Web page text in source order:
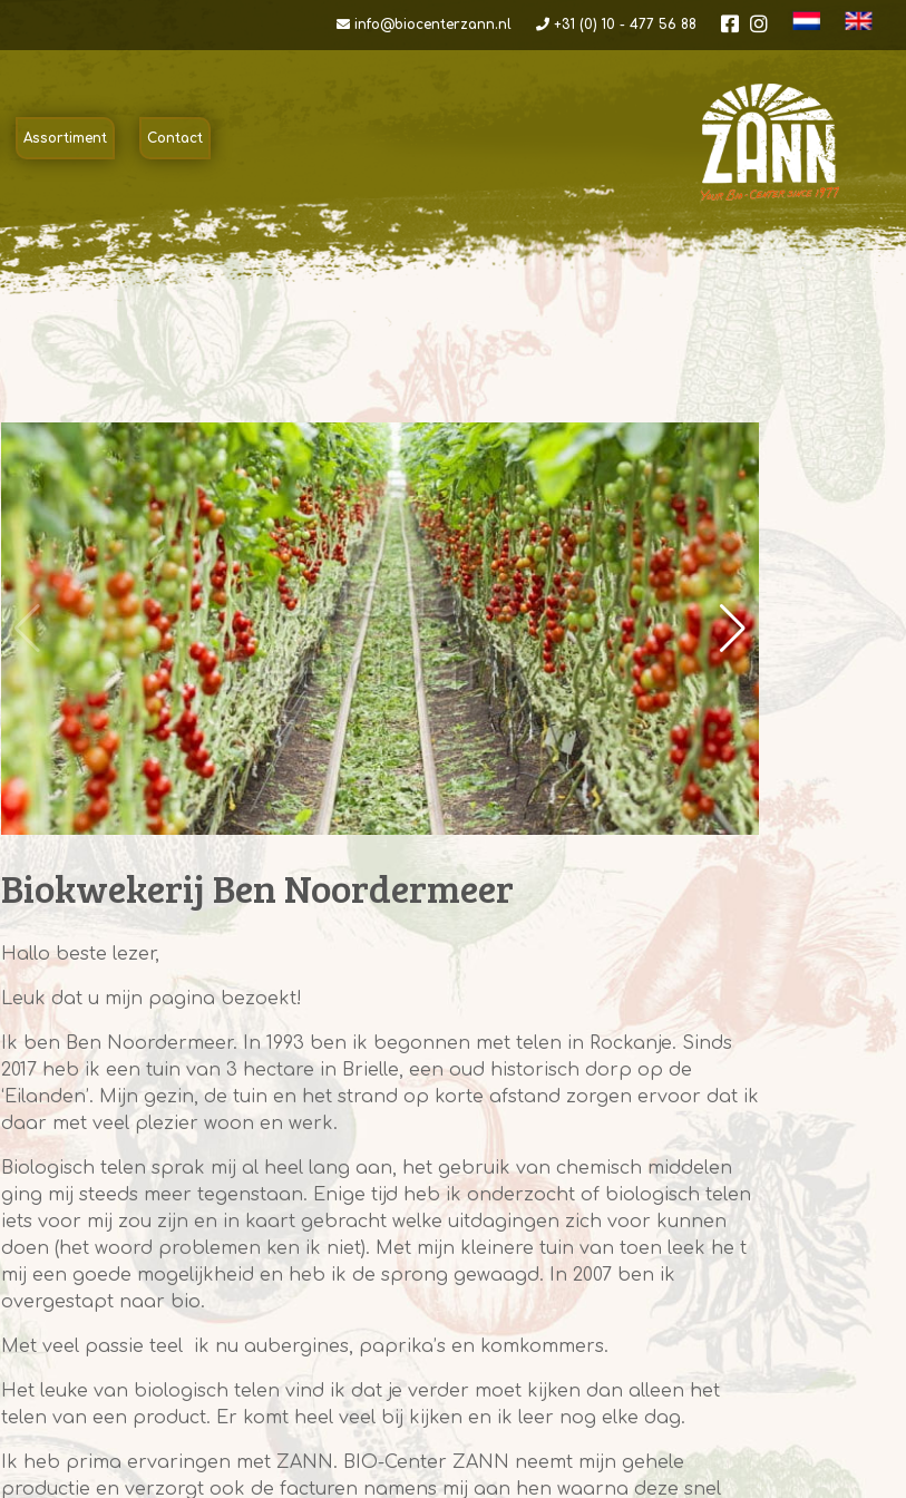
info@biocenterzann.nl +31 (0) 10 - 477 56 88
Assortiment Contact
Biokwekerij Ben Noordermeer
Hallo beste lezer,
Leuk dat u mijn pagina bezoekt!
Ik ben Ben Noordermeer. In 1993 ben ik begonnen met telen in Rockanje. Sinds
2017 heb ik een tuin van 3 hectare in Brielle, een oud historisch dorp op de
‘Eilanden’. Mijn gezin, de tuin en het strand op korte afstand zorgen ervoor dat ik
daar met veel plezier woon en werk.
Biologisch telen sprak mij al heel lang aan, het gebruik van chemisch middelen
ging mij steeds meer tegenstaan. Enige tijd heb ik onderzocht of biologisch telen
iets voor mij zou zijn en in kaart gebracht welke uitdagingen zich voor kunnen
doen (het woord problemen ken ik niet). Met mijn kleinere tuin van toen leek he t
mij een goede mogelijkheid en heb ik de sprong gewaagd. In 2007 ben ik
overgestapt naar bio.
Met veel passie teel ik nu aubergines, paprika’s en komkommers.
Het leuke van biologisch telen vind ik dat je verder moet kijken dan alleen het
telen van een product. Er komt heel veel bij kijken en ik leer nog elke dag.
Ik heb prima ervaringen met ZANN. BIO-Center ZANN neemt mijn gehele
productie en verzorgt ook de facturen namens mij aan hen waarna deze snel